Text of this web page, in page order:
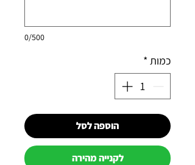
0/500
כמות *
הוספה לסל
לקנייה מהירה